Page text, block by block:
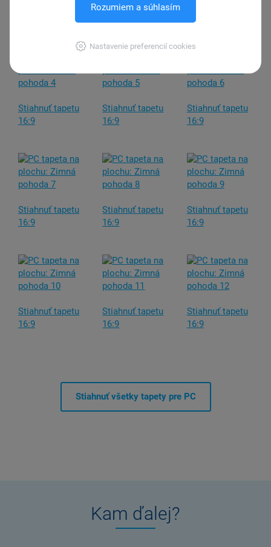
Rozumiem a súhlasím
Nastavenie preferencií cookies
Stiahnuť tapetu
16:9
Stiahnuť tapetu
16:9
Stiahnuť tapetu
16:9
Stiahnuť tapetu
16:9
Stiahnuť tapetu
16:9
Stiahnuť tapetu
16:9
Stiahnuť tapetu
16:9
Stiahnuť tapetu
16:9
Stiahnuť tapetu
16:9
Stiahnuť tapetu
16:9
Stiahnuť všetky tapety pre PC
Kam ďalej?